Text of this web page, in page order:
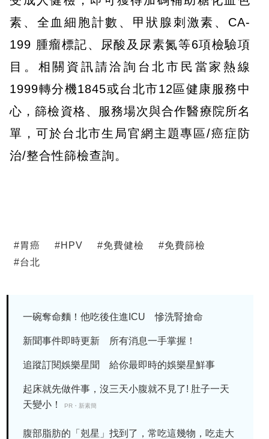
素、全血細胞計數、甲狀腺刺激素、CA-
199 腫瘤標記、尿酸及尿素氮等6項檢驗項
目。相關資訊請洽詢台北市民當家熱線
1999轉分機1845或台北市12區健康服務中
心，篩檢資格、服務場次與合作醫療院所名
單，可於台北市生局官網主題專區/癌症防
治/整合性篩檢查詢。
#胃癌 #HPV #免費健檢 #免費篩檢
#台北
一碗奪命麵！他吃後住進ICU 慘洗腎搶命
新聞事件即時更新 所有消息一手掌握！
追蹤訂閱娛樂星聞 給你最即時的娛樂星鮮事
起床就先做件事，沒三天小腹就不見了! 肚子一天
天變小！
PR・新素簡
腹部脂肪的「剋星」找到了，常吃這幾物，吃走大